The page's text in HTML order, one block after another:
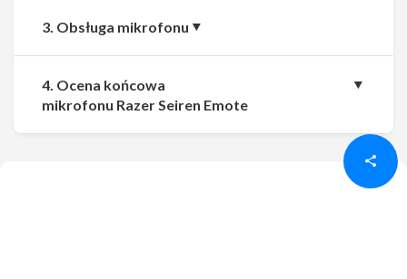
Udostępnij
3. Obsługa mikrofonu
4. Ocena końcowa
mikrofonu Razer Seiren Emote